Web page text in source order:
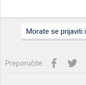
Morate se prijaviti
Preporučite: